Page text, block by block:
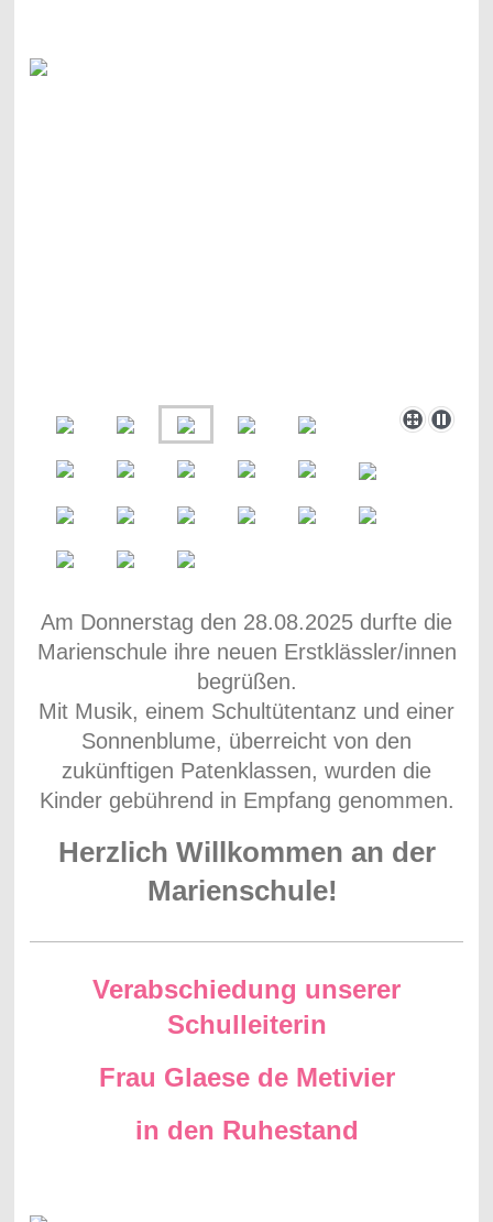
Am Donnerstag den 28.08.2025 durfte die
Marienschule ihre neuen Erstklässler/innen
begrüßen.
Mit Musik, einem Schultütentanz und einer
Sonnenblume, überreicht von den
zukünftigen Patenklassen, wurden die
Kinder gebührend in Empfang genommen.
Herzlich Willkommen an der
Marienschule!
Verabschiedung unserer
Schulleiterin
Frau Glaese de Metivier
in den Ruhestand